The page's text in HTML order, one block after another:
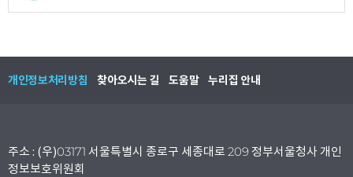
개인정보처리방침 찾아오시는 길 도움말 누리집 안내
주소 : (우)03171 서울특별시 종로구 세종대로 209 정부서울청사 개인
정보보호위원회